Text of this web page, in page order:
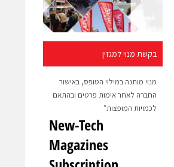
בקשת מנוי למגזין
מנוי מותנה במילוי הטופס, באישור
החברה לאחר אימות פרטים ובהתאם
לכמויות המופצות*